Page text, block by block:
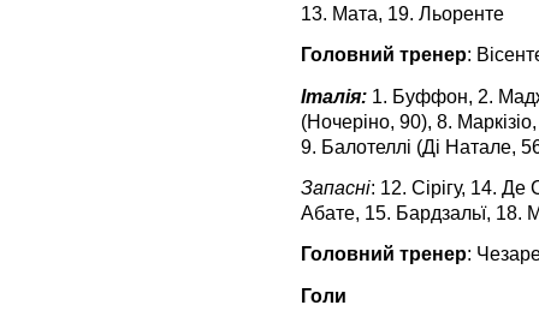
13. Мата, 19. Льоренте
Головний тренер:
Італія: 1. Буффон, 2.
(Ночеріно, 90), 8.
9. Балотеллі (Ді Натале,
Запасні: 12. Сірігу, 14. Де
Абате, 15. Бардзальї, 18.
Головний тренер:
Голи